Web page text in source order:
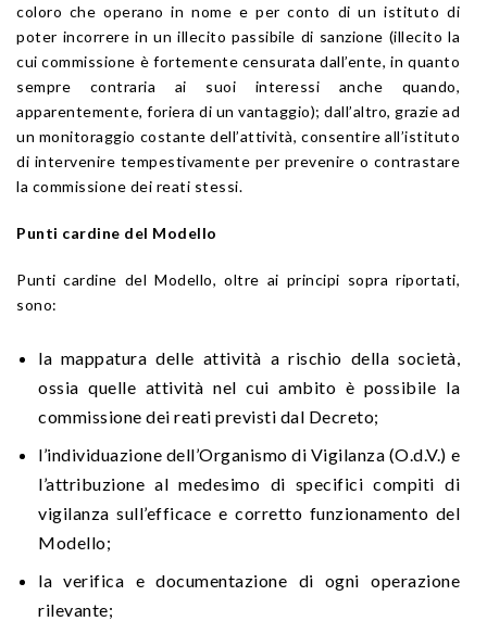
coloro che operano in nome e per conto di un istituto di
poter incorrere in un illecito passibile di sanzione (illecito la
cui commissione è fortemente censurata dall’ente, in quanto
sempre contraria ai suoi interessi anche quando,
apparentemente, foriera di un vantaggio); dall’altro, grazie ad
un monitoraggio costante dell’attività, consentire all’istituto
di intervenire tempestivamente per prevenire o contrastare
la commissione dei reati stessi.
Punti cardine del Modello
Punti cardine del Modello, oltre ai principi sopra riportati,
sono:
la mappatura delle attività a rischio della società,
ossia quelle attività nel cui ambito è possibile la
commissione dei reati previsti dal Decreto;
l’individuazione dell’Organismo di Vigilanza (O.d.V.) e
l’attribuzione al medesimo di specifici compiti di
vigilanza sull’efficace e corretto funzionamento del
Modello;
la verifica e documentazione di ogni operazione
rilevante;